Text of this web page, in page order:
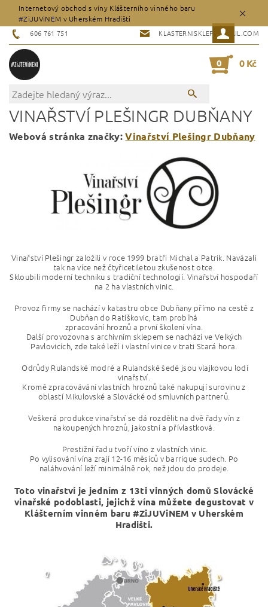
Internetový obchod s víny Klášterního vinného baru
#ZiJUViNEM v Uherském Hradišti
606 761 751
KLASTERNISKLEP@GMAIL.COM
0 0 Kč
VINAŘSTVÍ PLEŠINGR DUBŇANY
Webová stránka značky:Vinařství Plešingr Dubňany
Vinařství Plešingr založili v roce 1999 bratři Michal a Patrik. Navázali
tak na více než čtyřicetiletou zkušenost otce.
Skloubili moderní techniku s tradiční technologií. Vinařství hospodaří
na 2 ha vlastních vinic.
Provoz firmy se nachází v katastru obce Dubňany přímo na cestě z
Dubňan do Ratíškovic, tam probíhá
zpracování hroznů a první školení vína.
Další provozovna s archivním sklepem se nachází ve Velkých
Pavlovicích, zde také leží i vlastní vinice v trati Stará hora.
Odrůdy Rulandské modré a Rulandské šedé jsou vlajkovou lodí
vinařství.
Kromě zpracovávání vlastních hroznů také nakupují surovinu z
oblastí Mikulovské a Slovácké od smluvních partnerů.
Veškerá produkce vinařství se dá rozdělit na dvě řady vín z
nakoupených hroznů, jakostní a přívlastková.
Prestižní řadu tvoří víno z vlastních vinic.
Po vylisování vína zrají 12-16 měsíců v barrique sudech. Po
naláhvování leží minimálně rok, než jdou do prodeje.
Toto vinařství je jedním z 13ti vinných domů Slovácké
vinařské podoblasti, jejichž vína můžete degustovat v
Klášterním vinném baru #ZiJUViNEM v Uherském
Hradišti.